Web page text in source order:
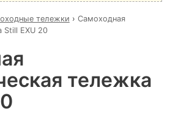
тележки › Самоходная
Still EXU 20
тележка